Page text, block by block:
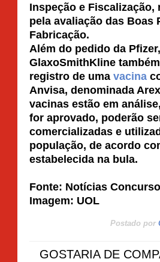
Inspeção e Fiscalização,
pela avaliação das Boas
Fabricação.
Além do pedido da
GlaxoSmithKline
registro de uma vacina
Anvisa, denominada
vacinas estão em
for aprovado, poderão
comercializadas e
população, de acordo
estabelecida na bula.
Fonte: Notícias
Imagem: UOL
Postado por
GOSTARIA DE